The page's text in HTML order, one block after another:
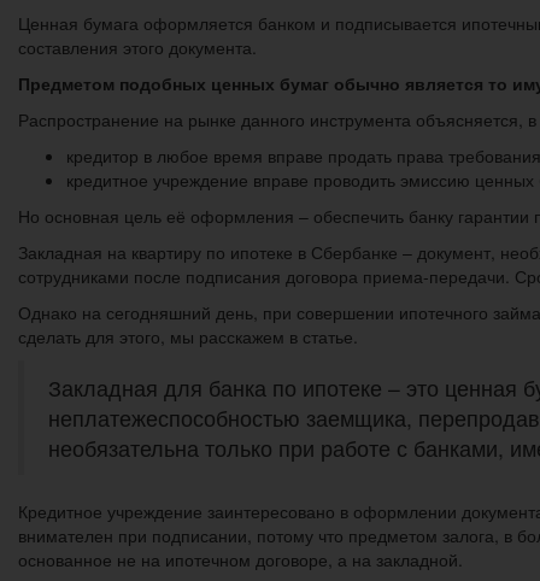
Ценная бумага оформляется банком и подписывается
составления этого документа.
Предметом подобных ценных бумаг обычно является то
Распространение на рынке данного инструмента
кредитор в любое время вправе продать права
кредитное учреждение вправе проводить эмиссию
Но основная цель её оформления – обеспечить банку гарантии
Закладная на квартиру по ипотеке в Сбербанке – документ,
сотрудниками после подписания договора приема-передачи.
Однако на сегодняшний день, при совершении ипотечного
сделать для этого, мы расскажем в статье.
Закладная для банка по ипотеке – это ценная
неплатежеспособностью заемщика,
необязательна только при работе с
Кредитное учреждение заинтересовано в оформлении
внимателен при подписании, потому что предметом залога, в
основанное не на ипотечном договоре, а на закладной.